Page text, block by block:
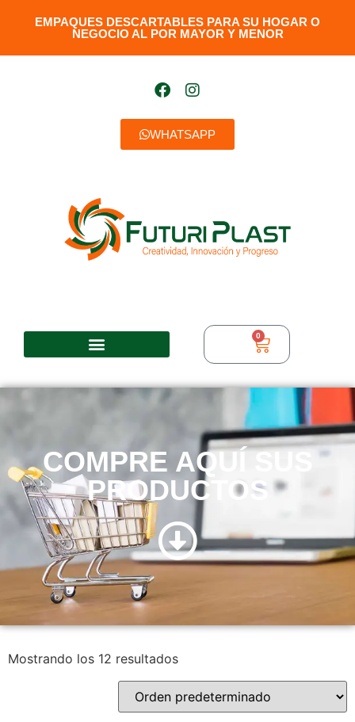
EMPAQUES DESCARTABLES PARA SU HOGAR O
NEGOCIO AL POR MAYOR Y MENOR​
WHATSAPP
0
COMPRE AQUÍ SUS
PRODUCTOS
Mostrando los 12 resultados